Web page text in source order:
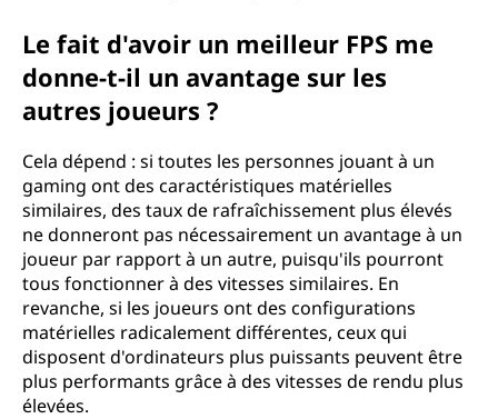
Le fait d'avoir un meilleur FPS me
donne-t-il un avantage sur les
autres joueurs ?
Cela dépend : si toutes les personnes jouant à un
gaming ont des caractéristiques matérielles
similaires, des taux de rafraîchissement plus élevés
ne donneront pas nécessairement un avantage à un
joueur par rapport à un autre, puisqu'ils pourront
tous fonctionner à des vitesses similaires. En
revanche, si les joueurs ont des configurations
matérielles radicalement différentes, ceux qui
disposent d'ordinateurs plus puissants peuvent être
plus performants grâce à des vitesses de rendu plus
élevées.